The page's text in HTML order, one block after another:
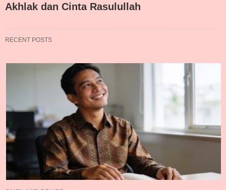
Akhlak dan Cinta Rasulullah
RECENT POSTS